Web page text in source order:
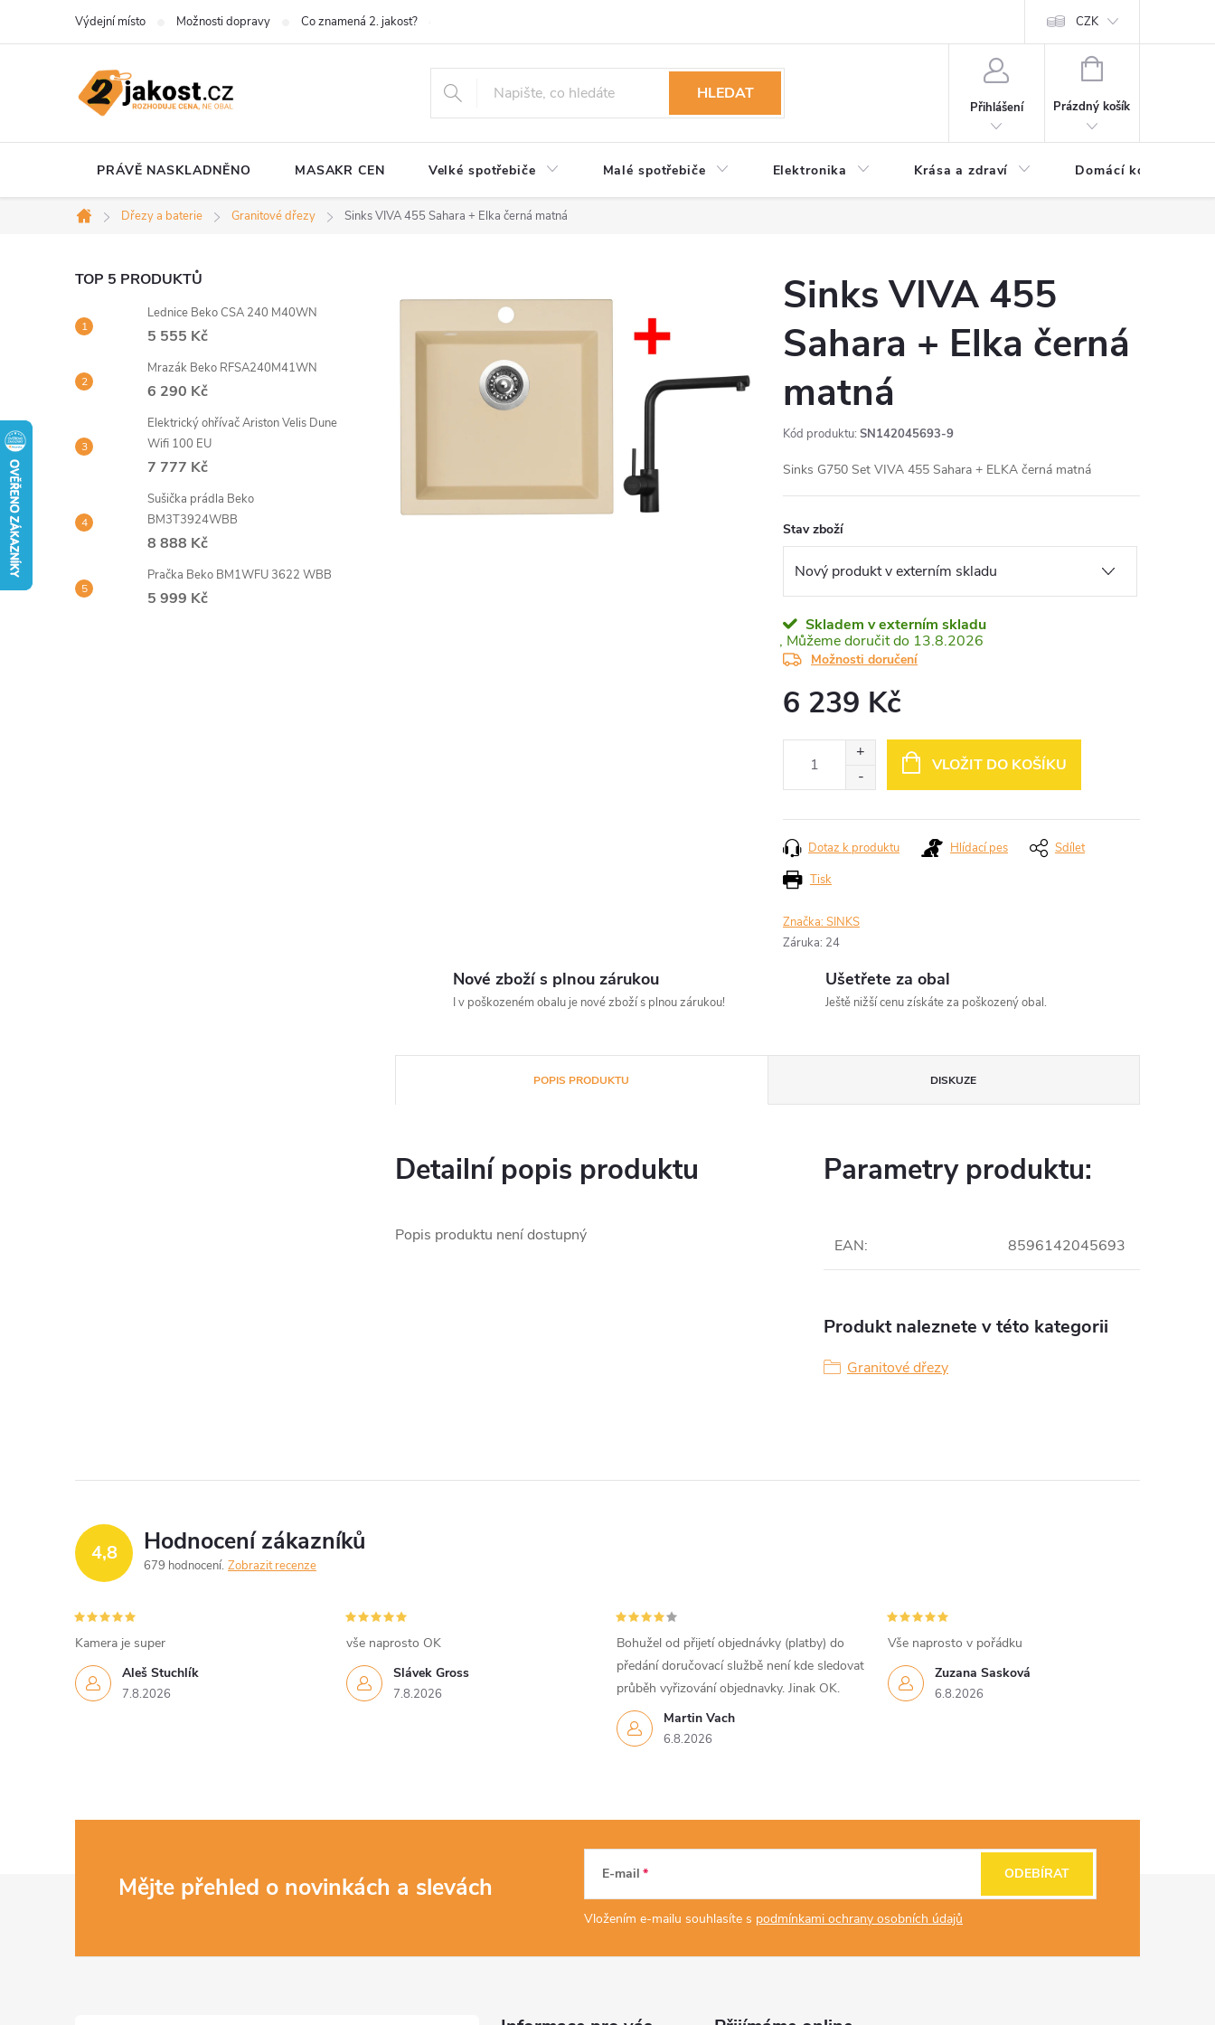
Výdejní místo Možnosti dopravy Co znamená 2. jakost? Prohlášení o ochraně osobních údajů
CZK
HLEDAT
Přihlášení
NÁKUPNÍ
Prázdný košík
PRÁVĚ NASKLADNĚNO MASAKR CEN Velké spotřebiče Malé spotřebiče Elektronika Krása a zdraví Domácí komfort
Domů
Dřezy a baterie Granitové dřezy Sinks VIVA 455 Sahara + Elka černá matná
P
o
s
t
r
a
n
TOP 5 PRODUKTŮ
Lednice Beko CSA 240 M40WN
5 555 Kč
Mrazák Beko RFSA240M41WN
6 290 Kč
Elektrický ohřívač Ariston Velis Dune
Wifi 100 EU
7 777 Kč
Sušička prádla Beko
BM3T3924WBB
8 888 Kč
Pračka Beko BM1WFU 3622 WBB
5 999 Kč
Sinks VIVA 455
Sahara + Elka černá
matná
Kód produktu: SN142045693-9
Sinks G750 Set VIVA 455 Sahara + ELKA černá matná
Stav zboží
Skladem v externím skladu
13.8.2026
Možnosti doručení
6 239 Kč
VLOŽIT DO KOŠÍKU
Tisk
Dotaz k produktu Hlídací pes Sdílet
Značka:SINKS
Záruka: 24
Nové zboží s plnou zárukou
I v poškozeném obalu je nové zboží s plnou zárukou!
Ušetřete za obal
Ještě nižší cenu získáte za poškozený obal.
POPIS PRODUKTU DISKUZE
Detailní popis produktu
Popis produktu není dostupný
Parametry produktu:
EAN: 8596142045693
Produkt naleznete v této kategorii
Granitové dřezy
4,8 Hodnocení zákazníků
679 hodnocení Zobrazit recenze
Aleš Stuchlík
7.8.2026
Kamera je super
Slávek Gross
7.8.2026
vše naprosto OK
Martin Vach
6.8.2026
Bohužel od přijetí objednávky (platby) do
předání doručovací službě není kde sledovat
průběh vyřizování objednavky. Jinak OK.
Zuzana Sasková
6.8.2026
Vše naprosto v pořádku
Mějte přehled o novinkách a slevách E-mail
Vložením e-mailu souhlasíte s podmínkami ochrany osobních údajů
ODEBÍRAT